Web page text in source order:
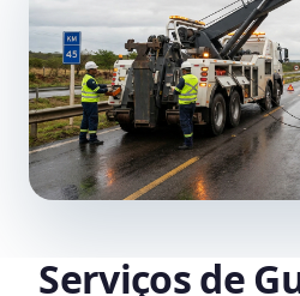
Serviços de